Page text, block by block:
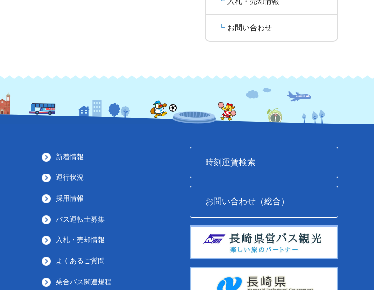
お問い合わせ
新着情報
運行状況
採用情報
バス運転士募集
入札・売却情報
よくあるご質問
乗合バス関連規程
時刻運賃検索
お問い合わせ（総合）